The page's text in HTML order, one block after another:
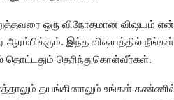
ஒரு விநோதமான விஷயம்
இந்த விஷயத்தில் நீங்கள்
தொட்டதும் தெரிந்துகொள்வீர்கள்.
தயங்கினாலும் உங்கள்